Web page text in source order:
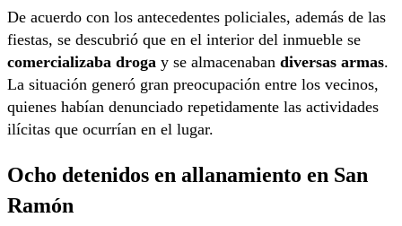
De acuerdo con los antecedentes policiales, además de las
fiestas, se descubrió que en el interior del inmueble se
comercializaba droga y se almacenaban diversas armas.
La situación generó gran preocupación entre los vecinos,
quienes habían denunciado repetidamente las actividades
ilícitas que ocurrían en el lugar.
Ocho detenidos en allanamiento en San
Ramón